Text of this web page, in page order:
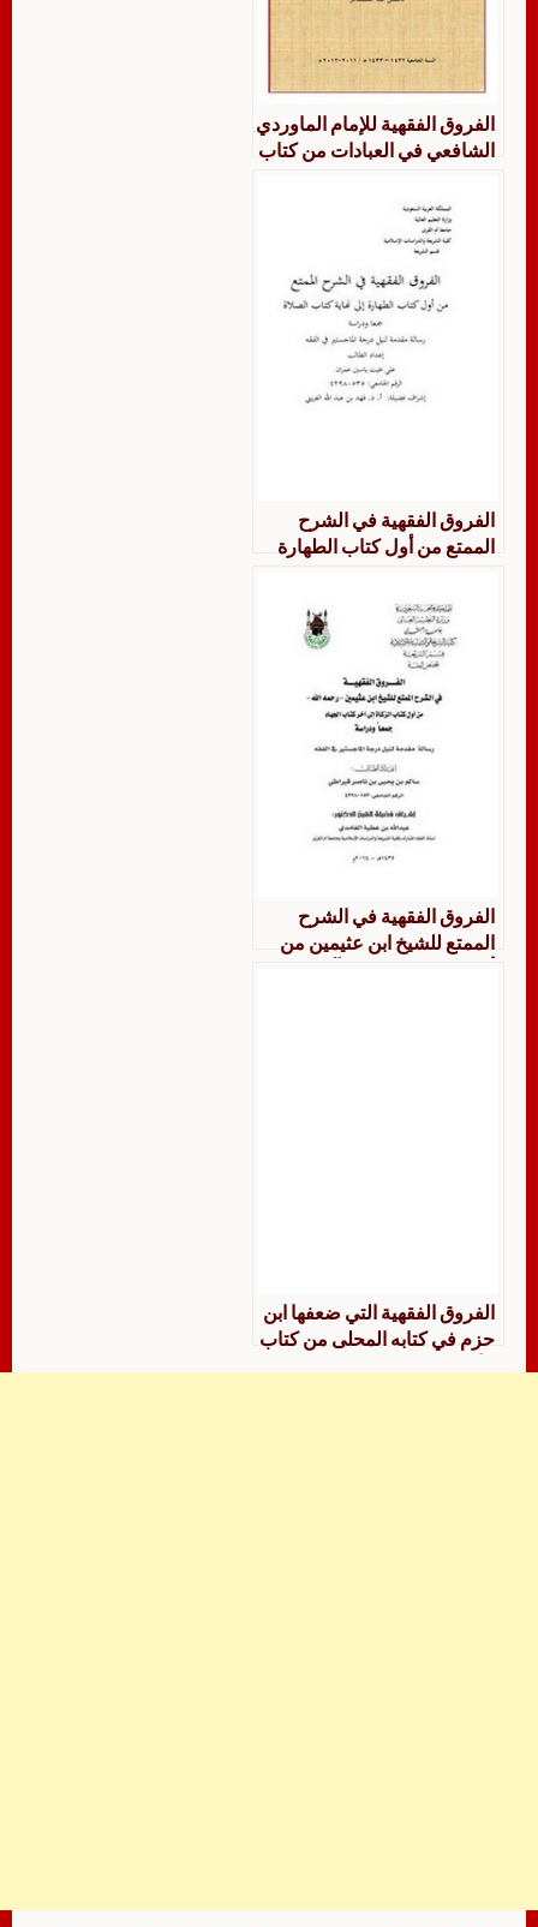
الفروق الفقهية للإمام الماوردي
الشافعي في العبادات من كتاب
الفروق الفقهية في الشرح
الممتع من أول كتاب الطهارة
ودراسة
الفروق الفقهية في الشرح
الممتع للشيخ ابن عثيمين من
الفروق الفقهية التي ضعفها ابن
حزم في كتابه المحلى من كتاب